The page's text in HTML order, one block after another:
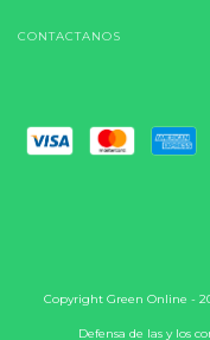
CONTACTANOS
Copyright Green Online -
Defensa de las y los